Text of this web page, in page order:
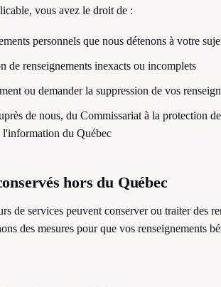
vous avez le droit de :
personnels que nous détenons à votre
de renseignements inexacts ou incomplets
ou demander la suppression de vos
de nous, du Commissariat à la protection
l'information du Québec
hors du Québec
de services peuvent conserver ou traiter des
des mesures pour que vos renseignements